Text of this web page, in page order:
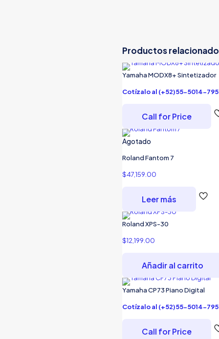
Productos
Yamaha MODX8+ Sintetizador
Cotízalo al (+52)55-5014-
Call for Price
Agotado
Roland Fantom 7
$47,159.00
Leer más
Roland XPS-30
$12,199.00
Añadir al carrito
Yamaha CP73 Piano Digital
Cotízalo al (+52)55-5014-
Call for Price